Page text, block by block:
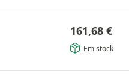
161,68 €
Em stock